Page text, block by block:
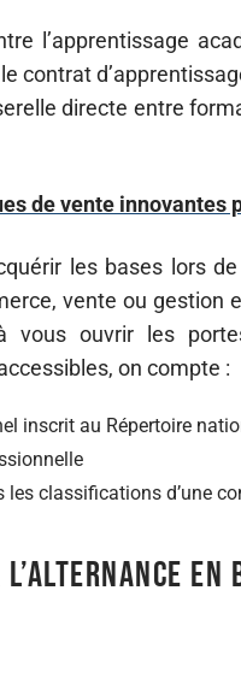
l’apprentissage
contrat
directe entre
de vente
les bases lors
vente ou gestion
ouvrir les
on compte :
inscrit au Répertoire
les classifications d’une
en